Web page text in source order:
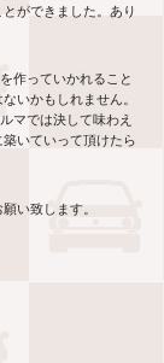
ができました。あり
作っていかれること
いかもしれません。
マでは決して味わえ
いていって頂けたら
い致します。